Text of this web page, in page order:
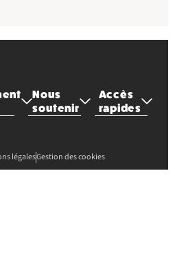
Nous
soutenir
Accès
rapides
légalesGestion des cookies